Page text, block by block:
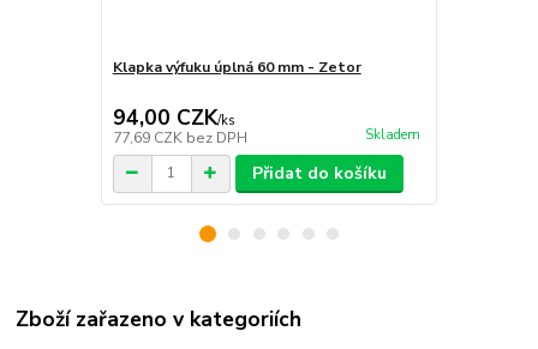
Klapka výfuku úplná 60 mm - Zetor
94,00 CZK/ks
77,69 CZK bez DPH Skladem
Přidat do košíku
Zboží zařazeno v kategoriích